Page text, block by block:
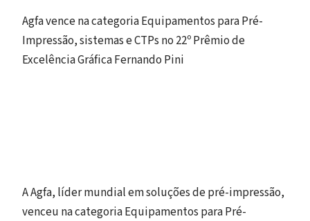
Agfa vence na categoria Equipamentos para Pré-
Impressão, sistemas e CTPs no 22º Prêmio de
Excelência Gráfica Fernando Pini
A Agfa, líder mundial em soluções de pré-impressão,
venceu na categoria Equipamentos para Pré-